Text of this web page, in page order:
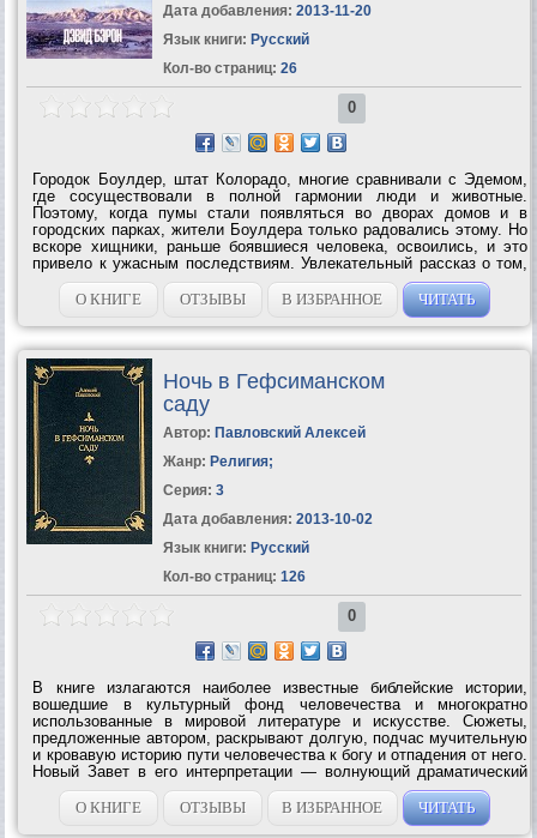
Дата добавления: 2013-11-20
Язык книги: Русский
Кол-во страниц: 26
0
Городок Боулдер, штат Колорадо, многие сравнивали с Эдемом,
где сосуществовали в полной гармонии люди и животные.
Поэтому, когда пумы стали появляться во дворах домов и в
городских парках, жители Боулдера только радовались этому. Но
вскоре хищники, раньше боявшиеся человека, освоились, и это
привело к ужасным последствиям. Увлекательный рассказ о том,
как трудно сохранить дикую природу и не подвергнуть
смертельной опасности...
О КНИГЕ ОТЗЫВЫ В ИЗБРАННОЕ ЧИТАТЬ
Ночь в Гефсиманском
саду
Автор: Павловский Алексей
Жанр: Религия;
Серия: 3
Дата добавления: 2013-10-02
Язык книги: Русский
Кол-во страниц: 126
0
В книге излагаются наиболее известные библейские истории,
вошедшие в культурный фонд человечества и многократно
использованные в мировой литературе и искусстве. Cюжеты,
предложенные автором, раскрывают долгую, подчас мучительную
и кровавую историю пути человечества к богу и отпадения от него.
Новый Завет в его интерпретации — волнующий драматический
рассказ о земном пути Христа, полный психологических догадок и
исторических...
О КНИГЕ ОТЗЫВЫ В ИЗБРАННОЕ ЧИТАТЬ